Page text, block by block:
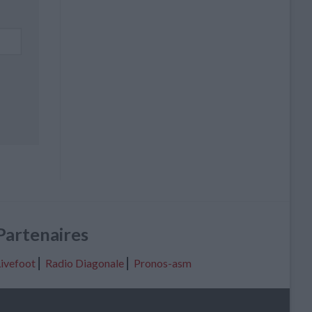
⎢ Radio Diagonale⎢ Pronos-asm